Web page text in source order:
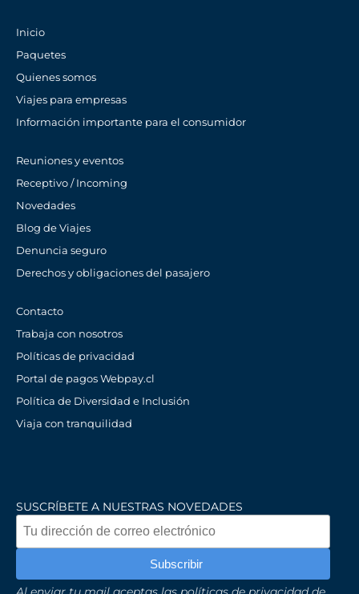
Inicio
Paquetes
Quienes somos
Viajes para empresas
Información importante para el consumidor
Reuniones y eventos
Receptivo / Incoming
Novedades
Blog de Viajes
Denuncia seguro
Derechos y obligaciones del pasajero
Contacto
Trabaja con nosotros
Políticas de privacidad
Portal de pagos Webpay.cl
Política de Diversidad e Inclusión
Viaja con tranquilidad
SUSCRÍBETE A NUESTRAS NOVEDADES